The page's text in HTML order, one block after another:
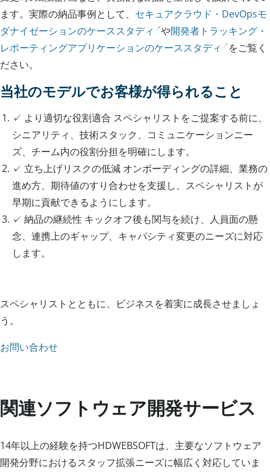
ます。実際の納品事例として、 セキュアクラウド・DevOpsモ
ダナイゼーションのケーススタディ
や開発者トラッキング・
レポーティングアプリケーションのケーススタディ
をご覧く
ださい。
当社のモデルでお客様が得られること
✓ より適切な役割適合 スペシャリストをご提案する前に、
シニアリティ、技術スタック、コミュニケーションニー
ズ、チーム内の役割分担を明確にします。
✓ 立ち上げリスクの低減 オンボーディングの詳細、業務の
進め方、期待値のすり合わせを支援し、スペシャリストが
早期に貢献できるようにします。
✓ 納品の継続性 キックオフ後も関与を続け、人員面の懸
念、連携上のギャップ、キャパシティ変更のニーズに対応
します。
スペシャリストとともに、ビジネスを着実に成長させましょ
う。
お問い合わせ
関連ソフトウェア開発サービス
14年以上の経験を持つHDWEBSOFTは、主要なソフトウェア
開発分野におけるスタッフ拡張ニーズに幅広く対応していま